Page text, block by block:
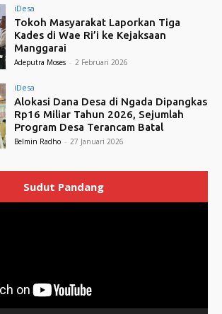
iDesa
Tokoh Masyarakat Laporkan Tiga
Kades di Wae Ri’i ke Kejaksaan
Manggarai
Adeputra Moses - 2 Februari 2026
iDesa
Alokasi Dana Desa di Ngada Dipangkas
Rp16 Miliar Tahun 2026, Sejumlah
Program Desa Terancam Batal
Belmin Radho - 27 Januari 2026
Sudut Pandang